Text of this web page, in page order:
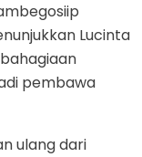
Lucinta
pembawa
ulang dari